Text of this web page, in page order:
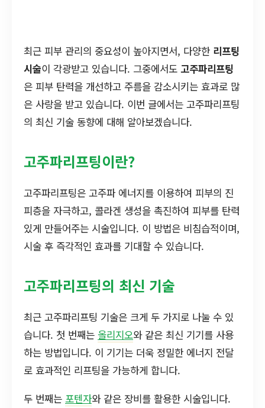
최근 피부 관리의 중요성이 높아지면서, 다양한 리프팅
시술이 각광받고 있습니다. 그중에서도 고주파리프팅
은 피부 탄력을 개선하고 주름을 감소시키는 효과로 많
은 사랑을 받고 있습니다. 이번 글에서는 고주파리프팅
의 최신 기술 동향에 대해 알아보겠습니다.
고주파리프팅이란?
고주파리프팅은 고주파 에너지를 이용하여 피부의 진
피층을 자극하고, 콜라겐 생성을 촉진하여 피부를 탄력
있게 만들어주는 시술입니다. 이 방법은 비침습적이며,
시술 후 즉각적인 효과를 기대할 수 있습니다.
고주파리프팅의 최신 기술
최근 고주파리프팅 기술은 크게 두 가지로 나눌 수 있
습니다. 첫 번째는 올리지오와 같은 최신 기기를 사용
하는 방법입니다. 이 기기는 더욱 정밀한 에너지 전달
로 효과적인 리프팅을 가능하게 합니다.
두 번째는 포텐자와 같은 장비를 활용한 시술입니다.